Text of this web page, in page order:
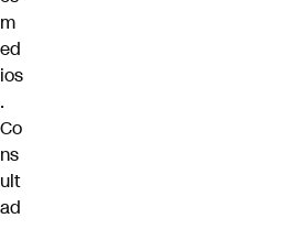
m
ed
ios
.
Co
ns
ult
ad